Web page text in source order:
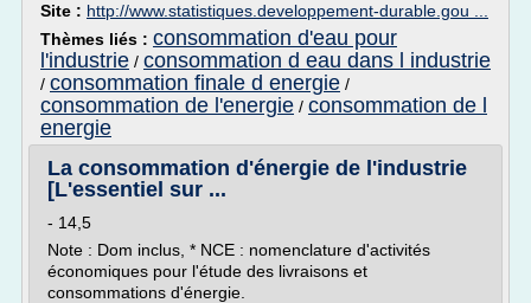
Site : http://www.statistiques.developpement-durable.gou ...
Thèmes liés : consommation d'eau pour
l'industrie / consommation d eau dans l industrie
/ consommation finale d energie /
consommation de l'energie / consommation de l
energie
La consommation d'énergie de l'industrie
[L'essentiel sur ...
- 14,5
Note : Dom inclus, * NCE : nomenclature d'activités
économiques pour l'étude des livraisons et
consommations d'énergie.